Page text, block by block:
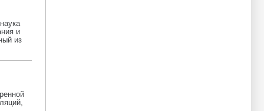
и
из